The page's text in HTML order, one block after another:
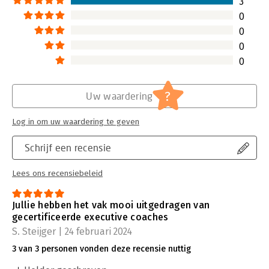
0
0
0
0
Schrijf een recensie
Lees ons recensiebeleid
Uw waardering ?
Log in om uw waardering te geven
Jullie hebben het vak mooi uitgedragen van
gecertificeerde executive coaches
S. Steijger | 24 februari 2024
3 van 3 personen vonden deze recensie nuttig